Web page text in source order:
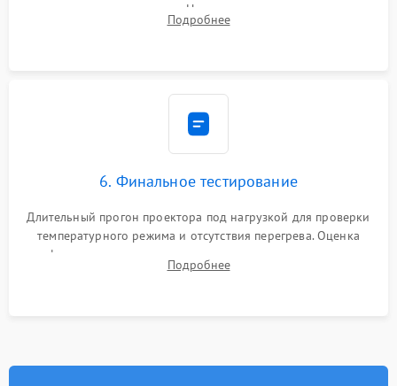
и устранения размытия. Надежное подключение всех
шлейфов, установка датчиков и закрытие корпуса
Подробнее
6. Финальное тестирование
Длительный прогон проектора под нагрузкой для проверки
температурного режима и отсутствия перегрева. Оценка
фокуса, контрастности и цветопередачи на тестовых
таблицах. Проверка работы всех видеовходов и кнопок
Подробнее